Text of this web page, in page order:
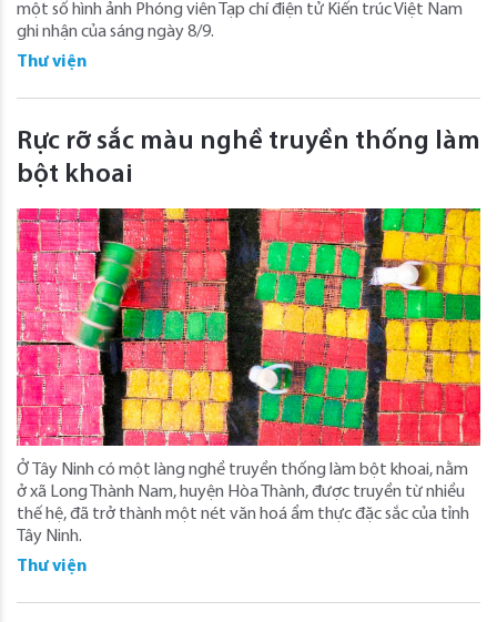
một số hình ảnh Phóng viên Tạp chí điện tử Kiến trúc Việt Nam
ghi nhận của sáng ngày 8/9.
Thư viện
Rực rỡ sắc màu nghề truyền thống làm
bột khoai
Ở Tây Ninh có một làng nghề truyền thống làm bột khoai, nằm
ở xã Long Thành Nam, huyện Hòa Thành, được truyền từ nhiều
thế hệ, đã trở thành một nét văn hoá ẩm thực đặc sắc của tỉnh
Tây Ninh.
Thư viện